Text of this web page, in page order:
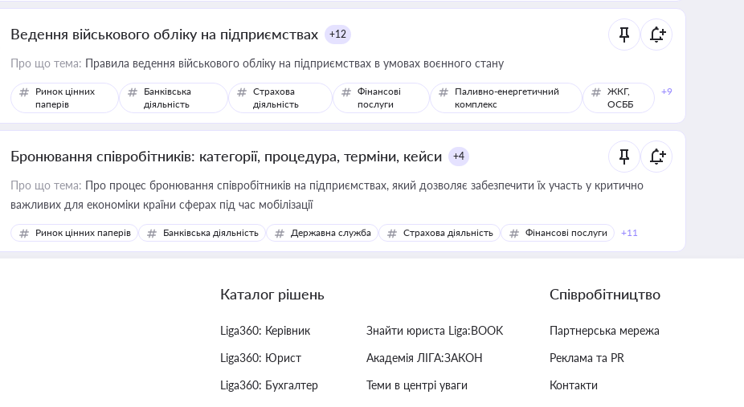
Ведення військового обліку на підприємствах +12
Про що тема: Правила ведення військового обліку на підприємствах в умовах воєнного стану
Ринок цінних
паперів
Банківська
діяльність
Страхова
діяльність
Фінансові
послуги
Паливно-енергетичний
комплекс
ЖКГ,
ОСББ
+9
Бронювання співробітників: категорії, процедура, терміни, кейси +4
Про що тема: Про процес бронювання співробітників на підприємствах, який дозволяє забезпечити їх участь у критично
важливих для економіки країни сферах під час мобілізації
Ринок цінних паперів Банківська діяльність Державна служба Страхова діяльність Фінансові послуги +11
Каталог рішень
Liga360: Керівник
Liga360: Юрист
Liga360: Бухгалтер
Знайти юриста Liga:BOOK
Академія ЛІГА:ЗАКОН
Теми в центрі уваги
Співробітництво
Партнерська мережа
Реклама та PR
Контакти